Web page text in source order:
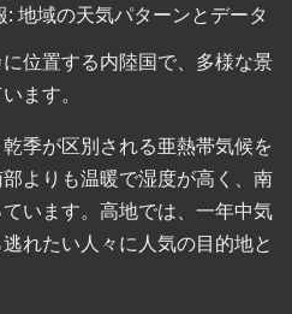
地域の天気パターンとデータ
位置する内陸国で、多様な景
ます。
季が区別される亜熱帯気候を
よりも温暖で湿度が高く、南
います。高地では、一年中気
れたい人々に人気の目的地と